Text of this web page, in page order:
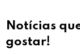
Notícias
gostar!